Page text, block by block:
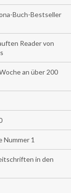
Buch-Bestseller
Reader von
an über 200
Nummer 1
in den